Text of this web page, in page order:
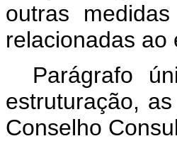
outras
relacionadas ao
Parágrafo
estruturação,
Conselho